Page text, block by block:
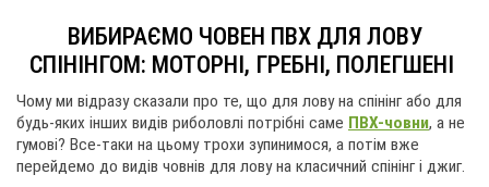
ВИБИРАЄМО ЧОВЕН ПВХ ДЛЯ ЛОВУ
СПІНІНГОМ: МОТОРНІ, ГРЕБНІ, ПОЛЕГШЕНІ
Чому ми відразу сказали про те, що для лову на спінінг або для
будь-яких інших видів риболовлі потрібні саме ПВХ-човни, а не
гумові? Все-таки на цьому трохи зупинимося, а потім вже
перейдемо до видів човнів для лову на класичний спінінг і джиг.